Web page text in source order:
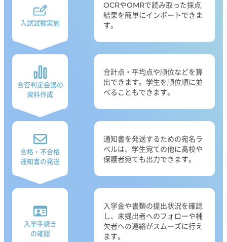
入試試験実施
OCRやOMRで読み取った採点
結果を簡単にインポートできま
す。
合否判定会議の
資料作成
合計点・平均点や順位などを算
出できます。学生を順位順に並
べることもできます。
合格・不合格
通知書の発送
通知書を発送するための宛名ラ
ベルは、学生宛ての他に高校や
保護者宛ても出力できます。
入学手続き
の確認
入学金や書類の提出状況を確認
し、未提出者へのフォローや補
欠者への連絡がスムーズに行え
ます。